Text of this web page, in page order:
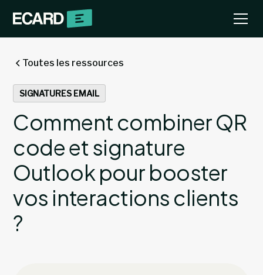
Toutes les ressources
SIGNATURES EMAIL
Comment combiner QR
code et signature
Outlook pour booster
vos interactions clients
?